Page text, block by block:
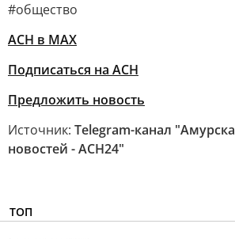
#общество
АСН в MAX
Подписаться на АСН
Предложить новость
Источник: Telegram-канал
новостей - АСН24"
ТОП